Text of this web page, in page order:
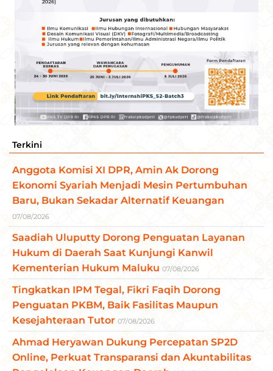
Terkini
Anggota Komisi XI DPR, Amin Ak Dorong
Ekonomi Syariah Menjadi Mesin Pertumbuhan
Baru, Bukan Sekadar Alternatif Keuangan
07/08/2026
Saadiah Uluputty Dorong Penguatan Layanan
Hukum di Daerah Saat Kunjungi Kanwil
Kementerian Hukum Maluku 07/08/2026
Tingkatkan IPM Tegal, Fikri Faqih Dorong
Penguatan PKBM, Baik Fasilitas Maupun
Kesejahteraan Tutor 07/08/2026
Ahmad Heryawan Dukung Percepatan SP2D
Online, Perkuat Transparansi dan Akuntabilitas